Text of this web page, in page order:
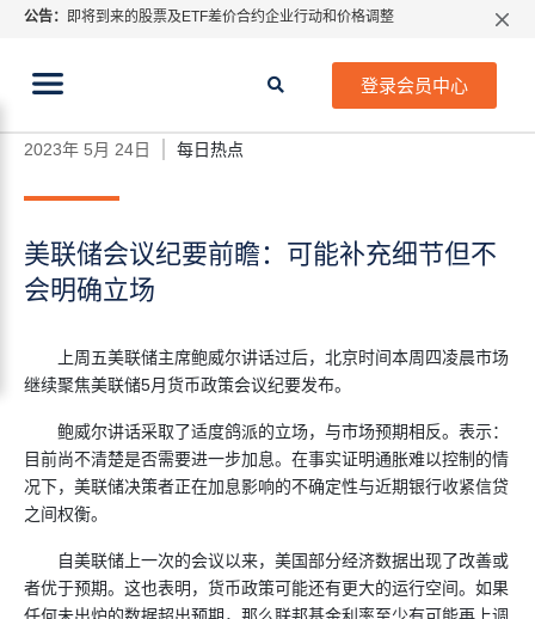
公告： 即将到来的股票及ETF差价合约企业行动和价格调整
ATFX呼吁推进金融市场合规、安全、有序、良性发展
登录会员中心
当前位置:
美联储会议纪要前瞻：可能补充细节
但不会明确立场
2023年 5月 24日 每日热点
美联储会议纪要前瞻：可能补充细节但不
会明确立场
上周五美联储主席鲍威尔讲话过后，北京时间本周四凌晨市场
继续聚焦美联储5月货币政策会议纪要发布。
鲍威尔讲话采取了适度鸽派的立场，与市场预期相反。表示：
目前尚不清楚是否需要进一步加息。在事实证明通胀难以控制的情
况下，美联储决策者正在加息影响的不确定性与近期银行收紧信贷
之间权衡。
自美联储上一次的会议以来，美国部分经济数据出现了改善或
者优于预期。这也表明，货币政策可能还有更大的运行空间。如果